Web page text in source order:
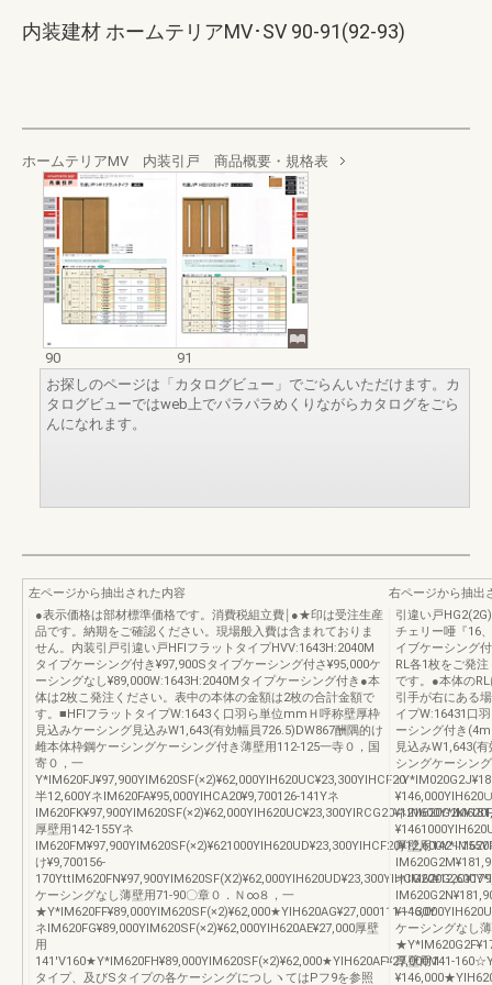
内装建材 ホームテリアMV･SV 90-91(92-93)
ホームテリアMV 内装引戸 商品概要・規格表
90
91
お探しのページは「カタログビュー」でごらんいただけます。カ
タログビューではweb上でパラパラめくりながらカタログをごら
んになれます。
左ページから抽出された内容
●表示価格は部材標準価格です。消費税組立費￨●★印は受注生産
品です。納期をご確認ください。現場般入費は含まれておりま
せん。内装引戸引違い戸HFlフラットタイプHVV:1643H:2040M
タイプケーシング付き¥97,900Sタイプケーシング付さ¥95,000ケ
ーシングなし¥89,000W:1643H:2040Mタイプケーシング付き●本
体は2枚こ発注ください。表中の本体の金額は2枚の合計金額で
す。■HFlフラットタイプW:1643く口羽ら単位mmＨ呼称壁厚枠
見込みケーシング見込みW1,643(有効幅員726.5)DW867酬隅的け
雌本体枠鋼ケーシングケーシング付き薄壁用112-125一寺０，国
寄０，一
Y*IM620FJ¥97,900YIM620SF(×2)¥62,000YIH620UC¥23,300YIHCF20
半12,600YネIM620FA¥95,000YIHCA20¥9,700126-141Yネ
厚壁用142-155Yネ
け¥9,700156-
ケーシングなし薄壁用71-90〇章０．Ｎ∞８，一
★Y*IM620FF¥89,000YIM620SF(×2)¥62,000★YIH620AG¥27,000111∼130Y
ネIM620FG¥89,000YIM620SF(×2)¥62,000YIH620AE¥27,000厚壁
用
141′V160★Y*IM620FH¥89,000YIM620SF(×2)¥62,000★YIH620AF¥27,000M
タイプ、及びSタイプの各ケーシングにつしヽてはPフ9を参照
右ページから抽出
引違い戸
チェリー唖『16
イブケーシング
RL各1枚をご発
です。●本体の
引手が右にある
イプW:16431口
ーシング付き
見込みW1,643(
シングケーシン
ネ
厚壁用142∼155Y
ネ
ケーシングなし
厚壁用141-